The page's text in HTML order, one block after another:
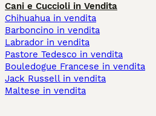
Cani e Cuccioli in Vendita
Chihuahua in vendita
Barboncino in vendita
Labrador in vendita
Pastore Tedesco in vendita
Bouledogue Francese in vendita
Jack Russell in vendita
Maltese in vendita